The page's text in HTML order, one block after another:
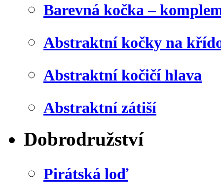
Barevná kočka –
Abstraktní kočky na
Abstraktní kočičí hlava
Abstraktní zátiší
Dobrodružství
Pirátská loď